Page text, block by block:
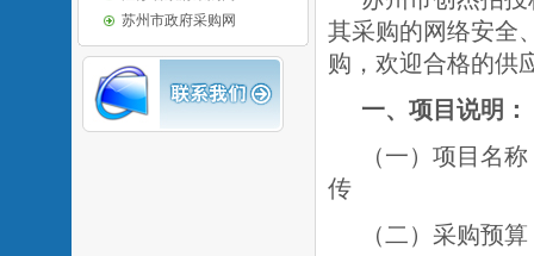
苏州市政府采购网
其采购的网络安全
购，欢迎合格的供
一、项目说明：
（一）项目名
传
（二）采购预